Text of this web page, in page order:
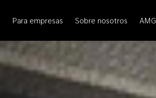
Para empresas Sobre nosotros AMG